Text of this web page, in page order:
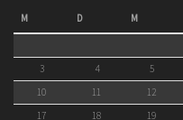
M D M
3
4 5
10
11 12
17
18 19